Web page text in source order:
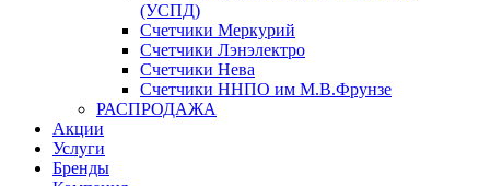
(УСПД)
Счетчики Меркурий
Счетчики Лэнэлектро
Счетчики Нева
Счетчики ННПО им М.В.Фрунзе
РАСПРОДАЖА
Акции
Услуги
Бренды